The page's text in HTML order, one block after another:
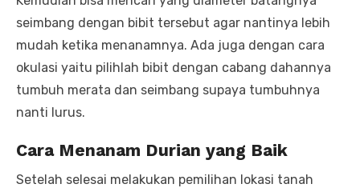
seimbang dengan bibit tersebut agar nantinya lebih
mudah ketika menanamnya. Ada juga dengan cara
okulasi yaitu pilihlah bibit dengan cabang dahannya
tumbuh merata dan seimbang supaya tumbuhnya
nanti lurus.
Cara Menanam Durian yang Baik
Setelah selesai melakukan pemilihan lokasi tanah